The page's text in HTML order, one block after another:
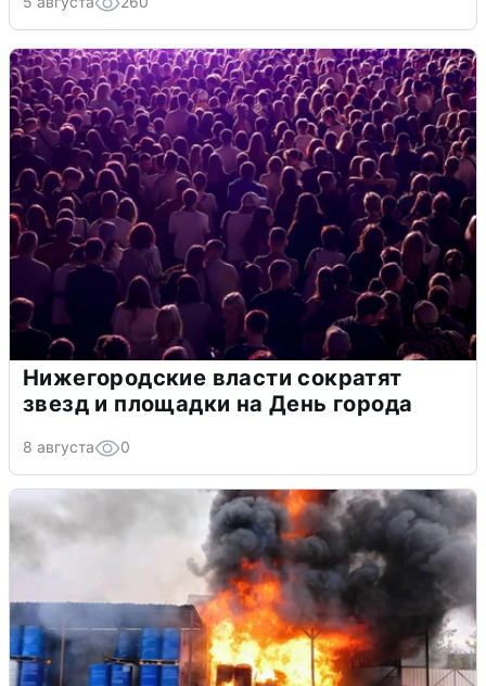
Нижегородские власти сократят
звезд и площадки на День города
8 августа 0